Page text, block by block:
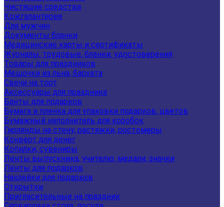
Чистящие средства
Кожгалантерея
Для мужчин
Документы бланки
Медицинские карты и сертификаты
Журналы, трудовые, бланки, удостоверения
Товары для праздников
Мешочки из льна, бархата
Свечи на торт
Аксессуары для праздника
Банты для подарков
Бумага и пленка для упаковки подарков, цветов
Бумажный наполнитель для коробок
Гирлянды на стену, растяжки, ростомеры
Конверт для денег
Копилки, сувениры
Ленты выпускника, учителю, медали, значки
Ленты для подарков
Наклейки для подарков
Открытки
Пригласительные на праздник